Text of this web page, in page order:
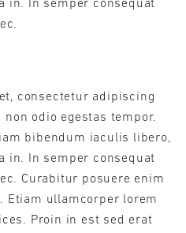
in. In semper consequat
consectetur adipiscing
odio egestas tempor.
bibendum iaculis libero,
in. In semper consequat
Curabitur posuere enim
Etiam ullamcorper lorem
Proin in est sed erat